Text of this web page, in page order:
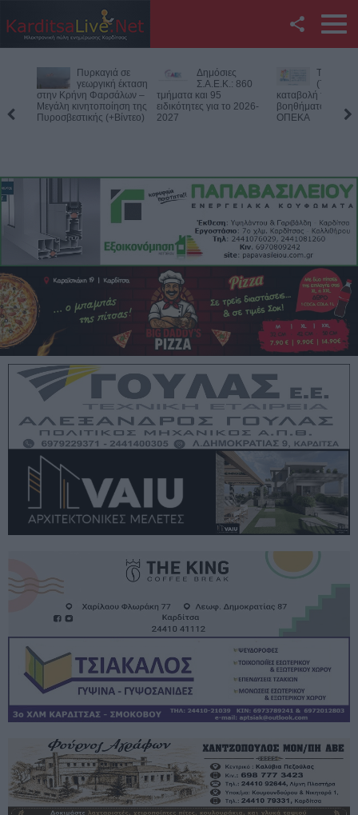
Twitter
YouTube
RSS
KarditsaLive.Net
Δημόσιες
Σ.Α.Ε.Κ.: 860
τμήματα και 95
ειδικότητες για το 2026-
2027
Την Παρασκευή
(7/8) η δεύτερη
καταβολή του
βοηθήματος του ΛΑΕ-
ΟΠΕΚΑ
Νεκρός
αγροτική
περιοχή του
Πιθανό